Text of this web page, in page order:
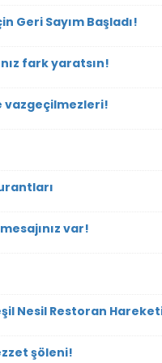
Geri Sayım Başladı!
fark yaratsın!
vazgeçilmezleri!
var!
Nesil Restoran
şöleni!